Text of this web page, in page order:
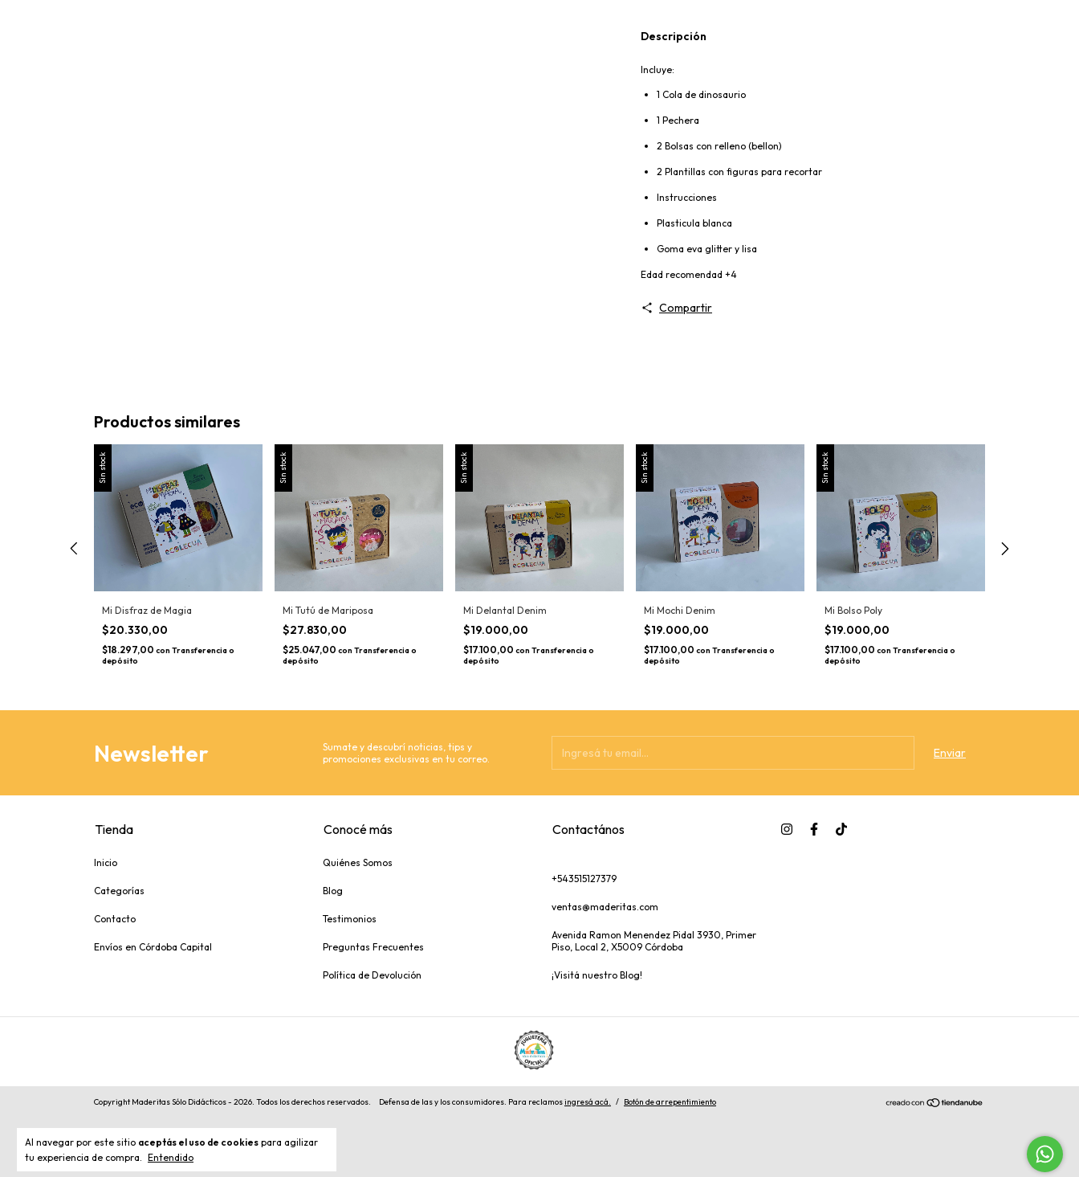
Al navegar por este sitio aceptás el uso de cookies para agilizar
tu experiencia de compra. Entendido
Descripción
Incluye:
1 Cola de dinosaurio
1 Pechera
2 Bolsas con relleno (bellon)
2 Plantillas con figuras para recortar
Instrucciones
Plasticula blanca
Goma eva glitter y lisa
Edad recomendad +4
Compartir
Productos similares
Sin stock
Mi Disfraz de Magia
$20.330,00
$18.297,00 con Transferencia o
depósito
Sin stock
Mi Tutú de Mariposa
$27.830,00
$25.047,00 con Transferencia o
depósito
Sin stock
Mi Delantal Denim
$19.000,00
$17.100,00 con Transferencia o
depósito
Sin stock
Mi Mochi Denim
$19.000,00
$17.100,00 con Transferencia o
depósito
Sin stock
Mi Bolso Poly
$19.000,00
$17.100,00 con Transferencia o
depósito
Newsletter
Sumate y descubrí noticias, tips y
promociones exclusivas en tu correo.
Tienda
Inicio
Categorías
Contacto
Envíos en Córdoba Capital
Conocé más
Quiénes Somos
Blog
Testimonios
Preguntas Frecuentes
Política de Devolución
Contactános
+543515127379
ventas@maderitas.com
Avenida Ramon Menendez Pidal 3930, Primer
Piso, Local 2, X5009 Córdoba
¡Visitá nuestro Blog!
Copyright Maderitas Sólo Didácticos - 2026. Todos los derechos reservados. Defensa de las y los consumidores. Para reclamosingresá acá. / Botón de arrepentimiento